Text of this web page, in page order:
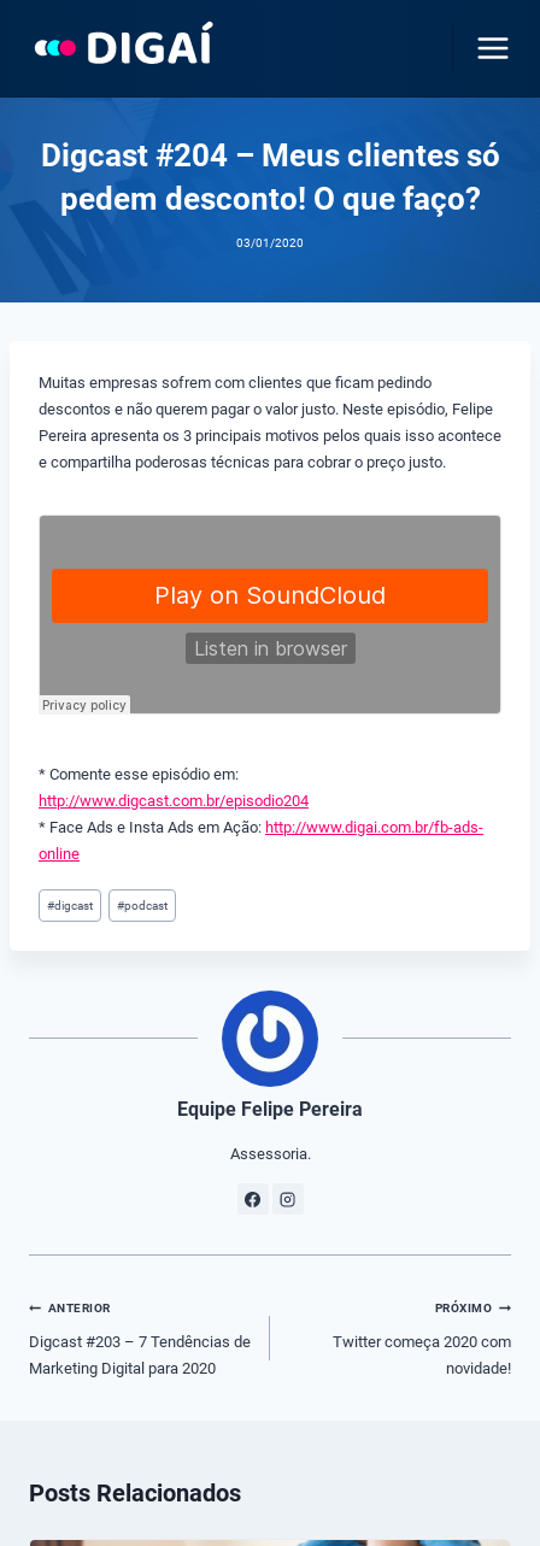
Digcast #204 – Meus clientes só
pedem desconto! O que faço?
03/01/2020
Muitas empresas sofrem com clientes que ficam pedindo
descontos e não querem pagar o valor justo. Neste episódio, Felipe
Pereira apresenta os 3 principais motivos pelos quais isso acontece
e compartilha poderosas técnicas para cobrar o preço justo.
* Comente esse episódio em:
http://www.digcast.com.br/episodio204
* Face Ads e Insta Ads em Ação: http://www.digai.com.br/fb-ads-
online
Tags
do
#digcast #podcast
Equipe Felipe Pereira
Assessoria.
Navegação
de
Post
ANTERIOR
Digcast #203 – 7 Tendências de
Marketing Digital para 2020
PRÓXIMO
Twitter começa 2020 com
novidade!
Posts Relacionados